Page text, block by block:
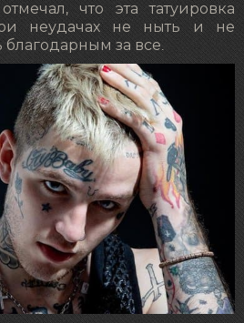
что эта татуировка
неудачах не ныть и не
благодарным за все.